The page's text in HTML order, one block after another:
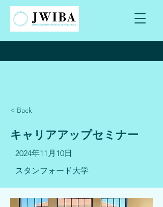
< Back
キャリアアップセミナー
2024年11月10日
スタンフォード大学